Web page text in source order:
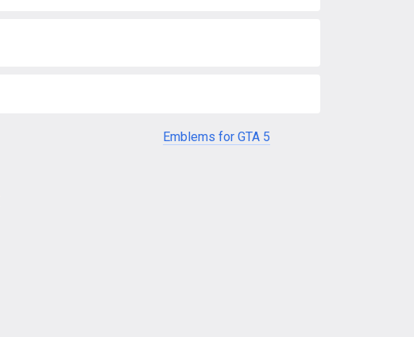
Emblems for GTA 5